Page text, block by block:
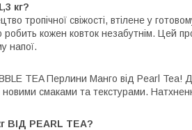
кг?
тропічної свіжості, втілене у
робить кожен ковток незабутнім. Цей
напої.
TEA Перлини Манго від Pearl Tea!
смаками та текстурами.
ВІД PEARL TEA?